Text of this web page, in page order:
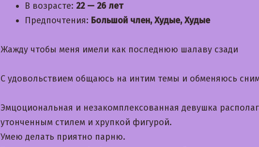
В возрасте: 22 — 26 лет
Предпочтения: Большой член, Худые, Худые
Жажду чтобы меня имели как последнюю шалаву сзади
С удовольствием общаюсь на интим темы и обменяюсь
Эмцоциональная и незакомплексованная девушка
утонченным стилем и хрупкой фигурой.
Умею делать приятно парню.